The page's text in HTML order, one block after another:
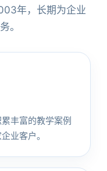
年，长期为企业
。
丰富的教学案例
业客户。